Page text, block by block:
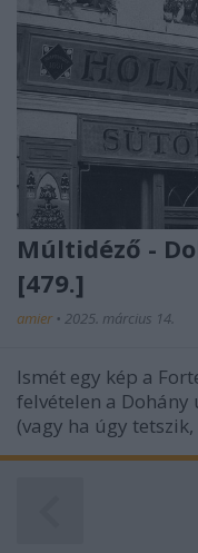
Múltidéző -
[479.]
amier • 2025. március 14.
Ismét egy kép a
felvételen a
(vagy ha úgy